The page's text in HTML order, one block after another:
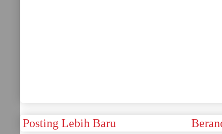
Posting Lebih Baru